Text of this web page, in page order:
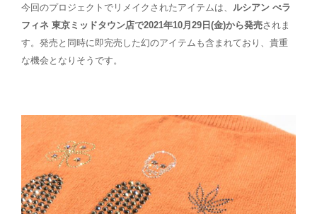
今回のプロジェクトでリメイクされたアイテムは、 ルシアン ぺラ
フィネ 東京ミッドタウン店で2021年10月29日(金)から発売されま
す。発売と同時に即完売した幻のアイテムも含まれており、貴重
な機会となりそうです。